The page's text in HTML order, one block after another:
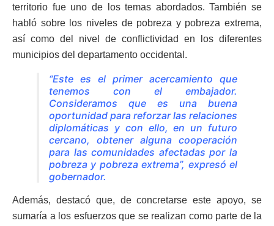
territorio fue uno de los temas abordados. También se
habló sobre los niveles de pobreza y pobreza extrema,
así como del nivel de conflictividad en los diferentes
municipios del departamento occidental.
“Este es el primer acercamiento que
tenemos con el embajador.
Consideramos que es una buena
oportunidad para reforzar las relaciones
diplomáticas y con ello, en un futuro
cercano, obtener alguna cooperación
para las comunidades afectadas por la
pobreza y pobreza extrema”, expresó el
gobernador.
Además, destacó que, de concretarse este apoyo, se
sumaría a los esfuerzos que se realizan como parte de la